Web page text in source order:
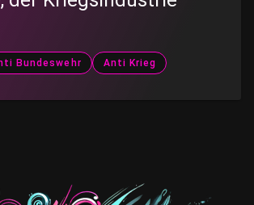
Bundeswehr Anti Krieg